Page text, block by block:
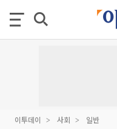
이투데이 사회 일반